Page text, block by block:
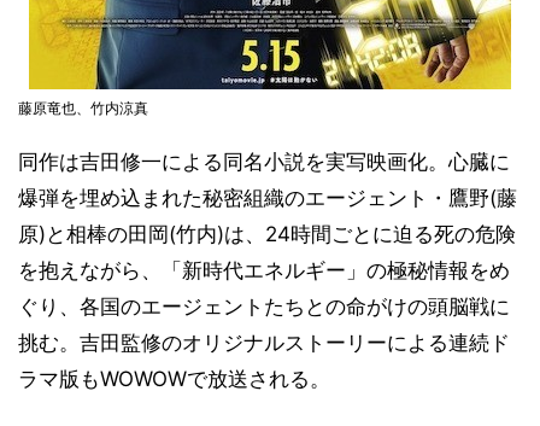
藤原竜也、竹内涼真
同作は吉田修一による同名小説を実写映画化。心臓に
爆弾を埋め込まれた秘密組織のエージェント・鷹野(藤
原)と相棒の田岡(竹内)は、24時間ごとに迫る死の危険
を抱えながら、「新時代エネルギー」の極秘情報をめ
ぐり、各国のエージェントたちとの命がけの頭脳戦に
挑む。吉田監修のオリジナルストーリーによる連続ド
ラマ版もWOWOWで放送される。